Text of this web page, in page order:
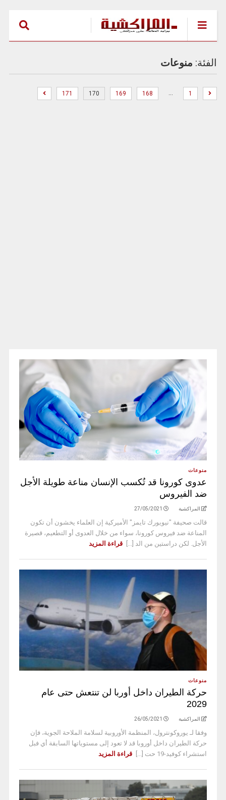
الفئة: منوعات
1
…
168
169
170
171
منوعات
عدوى كورونا قد تُكسب الإنسان مناعة طويلة الأجل
ضد الفيروس
المراكشية 27/05/2021
قالت صحيفة "نيويورك تايمز" الأميركية إن العلماء يخشون أن تكون
المناعة ضد فيروس كورونا، سواء من خلال العدوى أو التطعيم، قصيرة
الأجل. لكن دراستين من الد [...]
قراءة المزيد
منوعات
حركة الطيران داخل أوربا لن تنتعش حتى عام
2029
المراكشية 26/05/2021
وفقا لـ يوروكونترول، المنظمة الأوروبية لسلامة الملاحة الجوية، فإن
حركة الطيران داخل أوروبا قد لا تعود إلى مستوياتها السابقة أي فبل
استشراء كوفيد-19 حت [...]
قراءة المزيد